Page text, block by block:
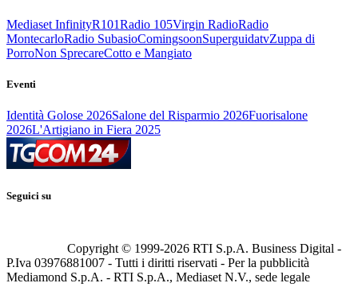
Mediaset InfinityR101Radio 105Virgin RadioRadio
MontecarloRadio SubasioComingsoonSuperguidatvZuppa di
PorroNon SprecareCotto e Mangiato
Eventi
Identità Golose 2026Salone del Risparmio 2026Fuorisalone
2026L'Artigiano in Fiera 2025
Seguici su
Copyright © 1999-2026 RTI S.p.A. Business Digital -
P.Iva 03976881007 - Tutti i diritti riservati - Per la pubblicità
Mediamond S.p.A. - RTI S.p.A., Mediaset N.V., sede legale